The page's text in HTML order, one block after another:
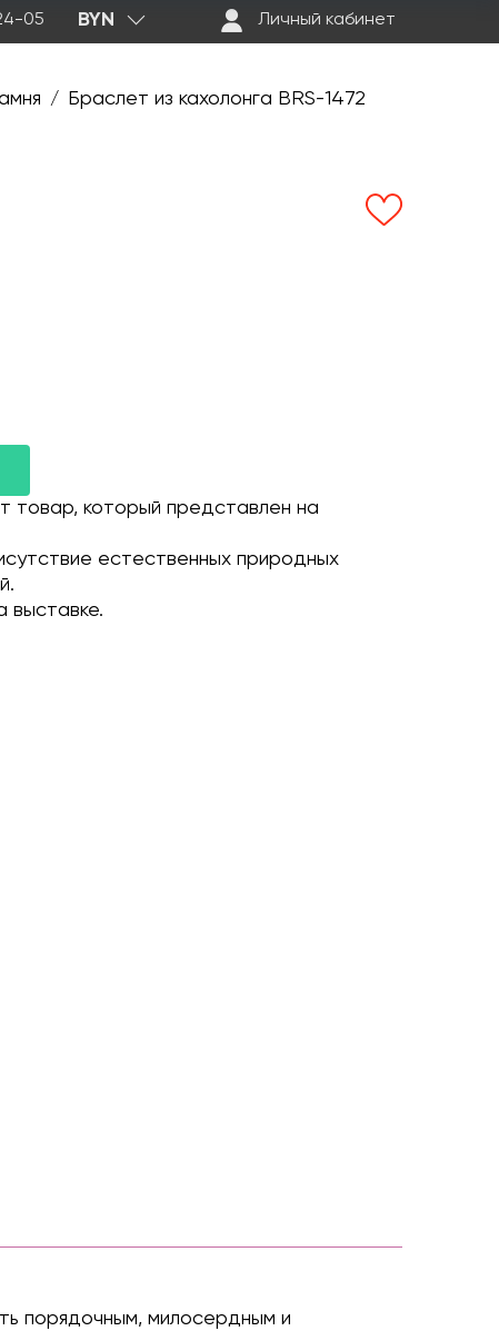
05 BYN Личный кабинет
/ Браслет из кахолонга BRS-1472
товар, который представлен на
естественных природных
выставке.
порядочным, милосердным и